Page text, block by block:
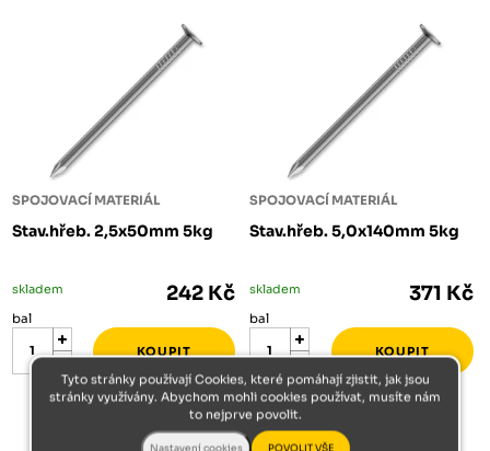
SPOJOVACÍ MATERIÁL
Stav.hřeb. 2,5x50mm 5kg
skladem 242 Kč
bal
SPOJOVACÍ MATERIÁL
Stav.hřeb. 5,0x140mm 5kg
skladem 371 Kč
bal
Tyto stránky používají Cookies, které pomáhají zjistit, jak jsou
stránky využívány. Abychom mohli cookies používat, musíte nám
to nejprve povolit.